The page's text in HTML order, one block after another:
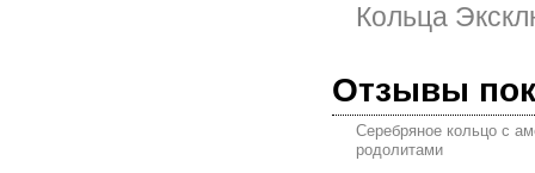
Кольца
Отзывы
Серебряное кольцо с
родолитами